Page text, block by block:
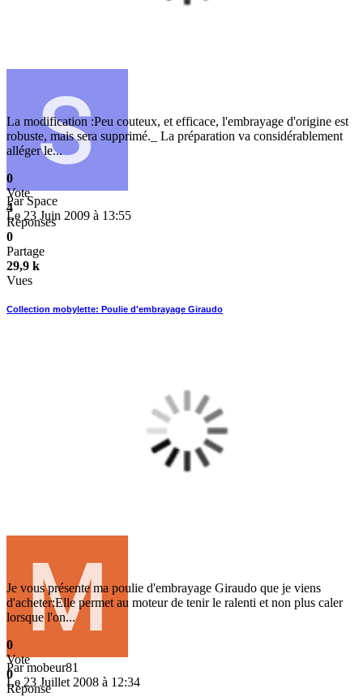
ParSpace
Le 23 Juin 2009 à 13:55
La modification :Peu couteux, et efficace, l'embrayage d'origine est
robuste, mais sera supprimé._ La préparation va considérablement
alléger le...
0
Vote
4
Réponses
0
Partage
29,9 k
Vues
Collection mobylette: Poulie d'embrayage Giraudo
Parmobeur81
Le 23 Juillet 2008 à 12:34
Je vous présente ma poulie d'embrayage Giraudo que je viens
d'acheter:Elle permet au moteur de tenir le ralenti et non plus caler
lorsque l'on...
0
Vote
0
Réponse